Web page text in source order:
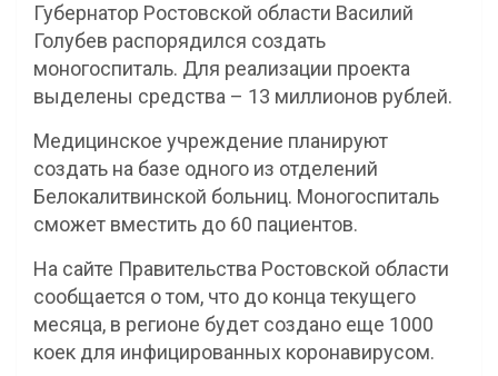
Губернатор Ростовской области Василий
Голубев распорядился создать
моногоспиталь. Для реализации проекта
выделены средства – 13 миллионов рублей.
Медицинское учреждение планируют
создать на базе одного из отделений
Белокалитвинской больниц. Моногоспиталь
сможет вместить до 60 пациентов.
На сайте Правительства Ростовской области
сообщается о том, что до конца текущего
месяца, в регионе будет создано еще 1000
коек для инфицированных коронавирусом.